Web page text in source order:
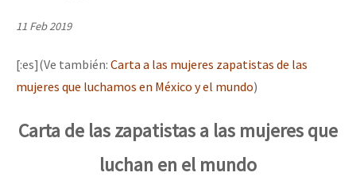
Megaproyectos
Presos
[CDMX – 20 julio] Jornadas globales por la libertad de Jesús
“Sonhando a Terra do Bem Virá” se publica no Estado Espanhol
11 Feb 2019
[:es](Ve también: Carta a las mujeres zapatistas de las
mujeres que luchamos en México y el mundo)
Carta de las zapatistas a las mujeres que
luchan en el mundo